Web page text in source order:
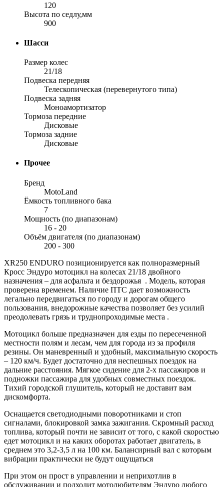
120
Высота по седлу,мм
900
Шасси
Размер колес
21/18
Подвеска передняя
Телескопическая (перевернутого типа)
Подвеска задняя
Моноамортизатор
Тормоза передние
Дисковые
Тормоза задние
Дисковые
Прочее
Бренд
MotoLand
Ёмкость топливного бака
7
Мощность (по диапазонам)
16 - 20
Объём двигателя (по диапазонам)
200 - 300
XR250 ENDURO позиционируется как полноразмерный
Кросс Эндуро мотоцикл на колесах 21/18 двойного
назначения – для асфальта и бездорожья . Модель, которая
проверена временем. Наличие ПТС дает возможность
легально передвигаться по городу и дорогам общего
пользования, внедорожные качества позволяет без усилий
преодолевать грязь и труднопроходимые места .
Мотоцикл больше предназначен для езды по пересеченной
местности полям и лесам, чем для города из за профиля
резины. Он маневренный и удобный, максимальную скорость
– 120 км/ч. Будет достаточно для неспешных поездок на
дальние расстояния. Мягкое сидение для 2-х пассажиров и
подножки пассажира для удобных совместных поездок.
Тихий городской глушитель, который не доставит вам
дискомфорта.
Оснащается светодиодными поворотниками и стоп
сигналами, блокировкой замка зажигания. Скромный расход
топлива, который почти не зависит от того, с какой скоростью
едет мотоцикл и на каких оборотах работает двигатель, в
среднем это 3,2-3,5 л на 100 км. Балансирный вал с которым
вибрации практически не будут ощущаться
При этом он прост в управлении и неприхотлив в
обслуживании и подходит мотолюбителям Эндуро любого